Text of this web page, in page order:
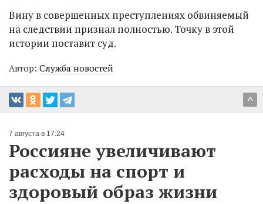
Вину в совершенных преступлениях обвиняемый
на следствии признал полностью. Точку в этой
истории поставит суд.
Автор: Служба новостей
^
7 августа в 17:24
Россияне увеличивают
расходы на спорт и
здоровый образ жизни